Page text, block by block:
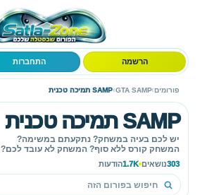
הרשמה התחברות
פורומים›
GTA SAMP
›SAMP תמיכה טכנית
SAMP תמיכה טכנית
יש לכם בעיה במשחק? נתקעתם במשימה?
המשחק קורס ללא סוף? המשחק לא עובד לכם?
בפורום זה תקבלו עזרה בכל הבעיות הקשורות
למשחק GTA San Andreas Multiplayer.
303נושאים 1.7Kהודעות